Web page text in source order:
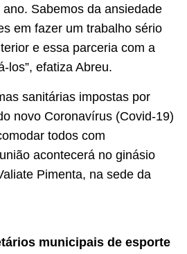
Sabemos da ansiedade
em fazer um trabalho sério
e essa parceria com a
los”, efatiza Abreu.
sanitárias impostas por
novo Coronavírus (Covid-19)
todos com
acontecerá no ginásio
Pimenta, na sede da
municipais de esporte